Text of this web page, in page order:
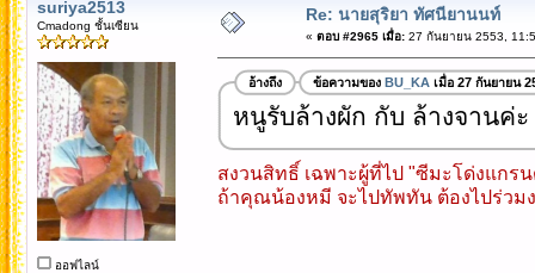
suriya2513
Cmadong ชั้นเซียน
ออฟไลน์
Re: นายสุริยา ทัศนียานนท์
« ตอบ #2965 เมื่อ:27 กันยายน 2553,
อ้างถึง ข้อความของ BU_KAเมื่อ 27 กันยายน
หนูรับล้างผัก กับ ล้างจานค่ะ
สงวนสิทธิ์ เฉพาะผู้ที่ไป "ซีมะโด่งแกร
ถ้าคุณน้องหมี จะไปทัพทัน ต้องไปร่ว